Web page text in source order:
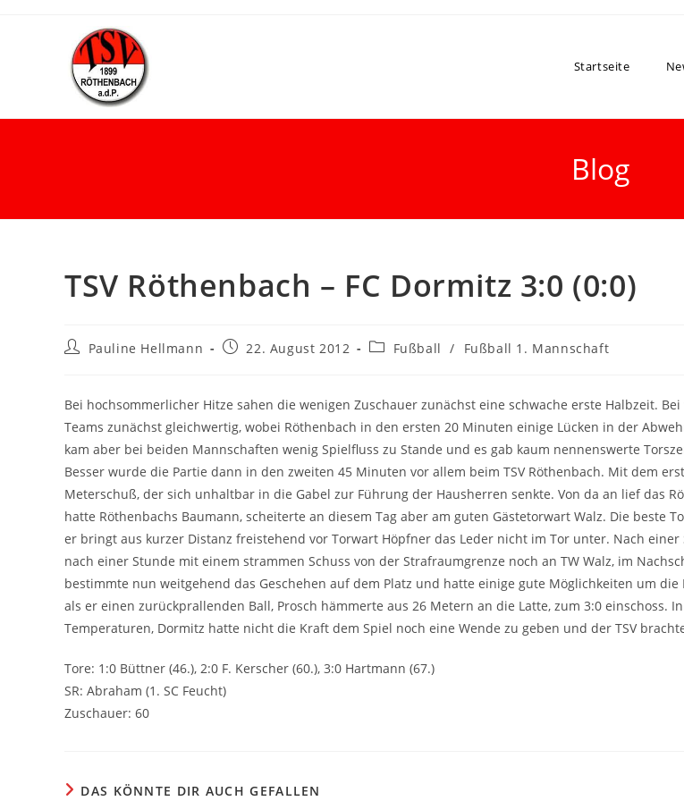
Startseite
Blog
TSV Röthenbach – FC Dormitz 3:0 (0:0)
Pauline Hellmann 22. August 2012 Fußball / Fußball 1. Mannschaft
Bei hochsommerlicher Hitze sahen die wenigen Zuschauer zunächst eine schwache erste Halbzeit.
Teams zunächst gleichwertig, wobei Röthenbach in den ersten 20 Minuten einige Lücken in der
kam aber bei beiden Mannschaften wenig Spielfluss zu Stande und es gab kaum nennenswerte
Besser wurde die Partie dann in den zweiten 45 Minuten vor allem beim TSV Röthenbach. Mit dem
Meterschuß, der sich unhaltbar in die Gabel zur Führung der Hausherren senkte. Von da an lief das
hatte Röthenbachs Baumann, scheiterte an diesem Tag aber am guten Gästetorwart Walz. Die beste
er bringt aus kurzer Distanz freistehend vor Torwart Höpfner das Leder nicht im Tor unter. Nach
nach einer Stunde mit einem strammen Schuss von der Strafraumgrenze noch an TW Walz, im
bestimmte nun weitgehend das Geschehen auf dem Platz und hatte einige gute Möglichkeiten um
als er einen zurückprallenden Ball, Prosch hämmerte aus 26 Metern an die Latte, zum 3:0 einschoss.
Temperaturen, Dormitz hatte nicht die Kraft dem Spiel noch eine Wende zu geben und der TSV
Tore: 1:0 Büttner (46.), 2:0 F. Kerscher (60.), 3:0 Hartmann (67.)
SR: Abraham (1. SC Feucht)
Zuschauer: 60
DAS KÖNNTE DIR AUCH GEFALLEN